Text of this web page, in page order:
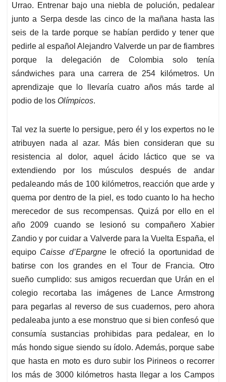
Urrao. Entrenar bajo una niebla de polución, pedalear
junto a Serpa desde las cinco de la mañana hasta las
seis de la tarde porque se habían perdido y tener que
pedirle al español Alejandro Valverde un par de fiambres
porque la delegación de Colombia solo tenía
sándwiches para una carrera de 254 kilómetros. Un
aprendizaje que lo llevaría cuatro años más tarde al
podio de los Olímpicos.
Tal vez la suerte lo persigue, pero él y los expertos no le
atribuyen nada al azar. Más bien consideran que su
resistencia al dolor, aquel ácido láctico que se va
extendiendo por los músculos después de andar
pedaleando más de 100 kilómetros, reacción que arde y
quema por dentro de la piel, es todo cuanto lo ha hecho
merecedor de sus recompensas. Quizá por ello en el
año 2009 cuando se lesionó su compañero Xabier
Zandio y por cuidar a Valverde para la Vuelta España, el
equipo Caisse d’Epargnele ofreció la oportunidad de
batirse con los grandes en el Tour de Francia. Otro
sueño cumplido: sus amigos recuerdan que Urán en el
colegio recortaba las imágenes de Lance Armstrong
para pegarlas al reverso de sus cuadernos, pero ahora
pedaleaba junto a ese monstruo que si bien confesó que
consumía sustancias prohibidas para pedalear, en lo
más hondo sigue siendo su ídolo. Además, porque sabe
que hasta en moto es duro subir los Pirineos o recorrer
los más de 3000 kilómetros hasta llegar a los Campos